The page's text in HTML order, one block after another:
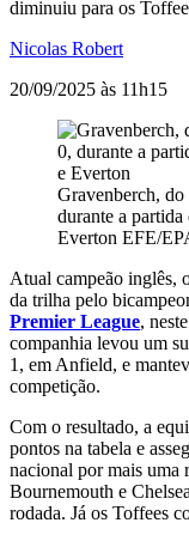
diminuiu para os
Nicolas Robert
20/09/2025 às 11h15
Gravenberch,
durante a
Everton EFE/
Atual campeão inglês,
da trilha pelo
Premier League,
companhia levou um
1, em Anfield, e
competição.
Com o resultado, a
pontos na tabela e
nacional por mais uma
Bournemouth e
rodada. Já os Toffees